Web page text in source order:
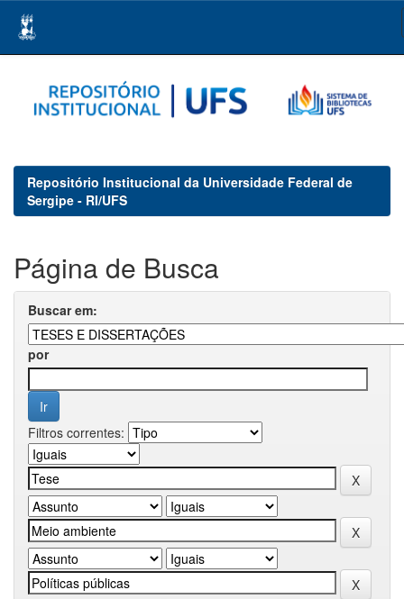
navigation
Repositório Institucional da Universidade Federal de
Sergipe - RI/UFS
Página de Busca
Buscar em:
por
Filtros correntes: